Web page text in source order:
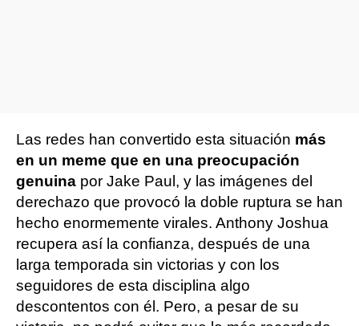
Las redes han convertido esta situación más
en un meme que en una preocupación
genuina por Jake Paul, y las imágenes del
derechazo que provocó la doble ruptura se han
hecho enormemente virales. Anthony Joshua
recupera así la confianza, después de una
larga temporada sin victorias y con los
seguidores de esta disciplina algo
descontentos con él. Pero, a pesar de su